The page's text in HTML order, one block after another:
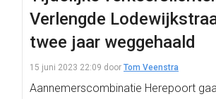
Verlengde
twee jaar weggehaald
15 juni 2023 22:09 door Tom Veenstra
Aannemerscombinatie Herepoort